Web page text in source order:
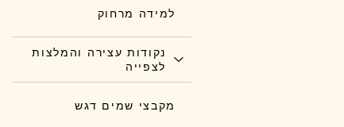
למידה מרחוק
נקודות עצירה והמלצות
לצפייה
מקבצי שמים דגש